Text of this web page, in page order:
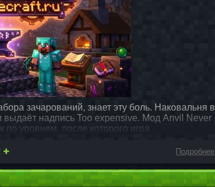
зачарований, знает эту боль. Наковальня в
выдаёт надпись Too expensive. Мод Anvil Never
по уровням, после которого игра
Подробнее